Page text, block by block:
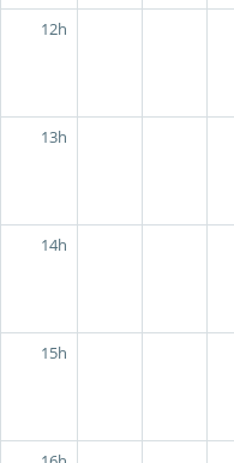
12h
13h
14h
15h